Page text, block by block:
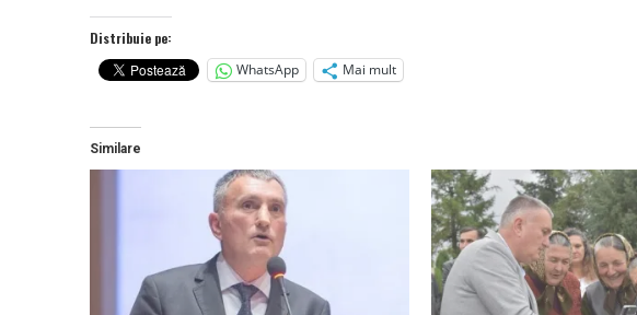
Distribuie pe:
WhatsApp
Mai mult
Similare